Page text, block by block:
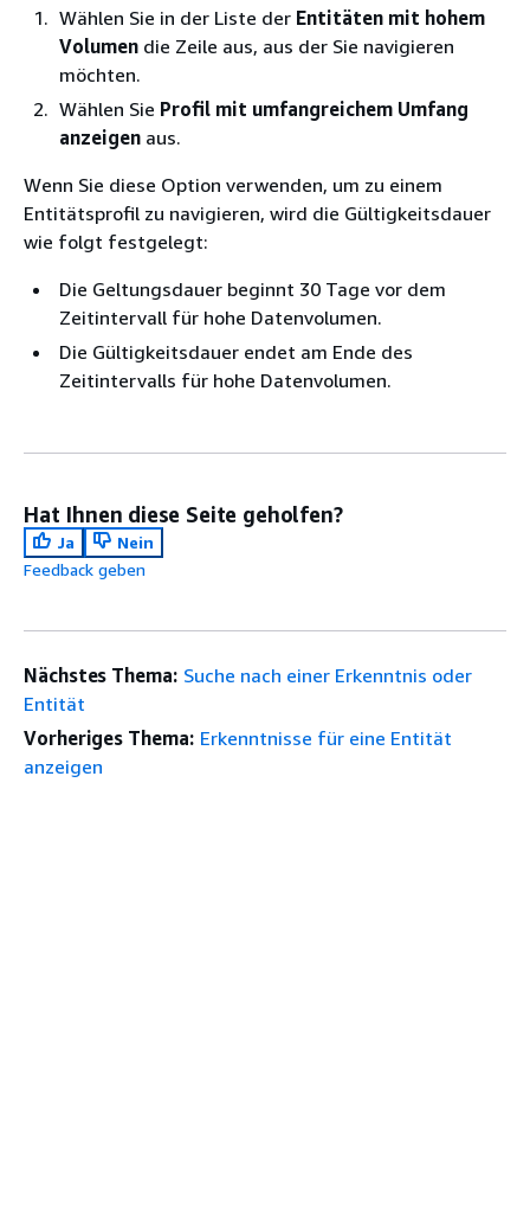
Wählen Sie in der Liste der Entitäten mit hohem
Volumen die Zeile aus, aus der Sie navigieren
möchten.
Wählen Sie Profil mit umfangreichem Umfang
anzeigen aus.
Wenn Sie diese Option verwenden, um zu einem
Entitätsprofil zu navigieren, wird die Gültigkeitsdauer
wie folgt festgelegt:
Die Geltungsdauer beginnt 30 Tage vor dem
Zeitintervall für hohe Datenvolumen.
Die Gültigkeitsdauer endet am Ende des
Zeitintervalls für hohe Datenvolumen.
Hat Ihnen diese Seite geholfen?
Ja
Nein
Feedback geben
Nächstes Thema: Suche nach einer Erkenntnis oder
Entität
Vorheriges Thema: Erkenntnisse für eine Entität
anzeigen